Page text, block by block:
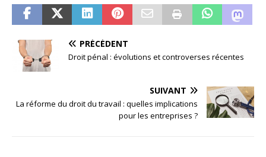
PRÉCÉDENT
Droit pénal : évolutions et controverses récentes
SUIVANT
La réforme du droit du travail : quelles implications
pour les entreprises ?